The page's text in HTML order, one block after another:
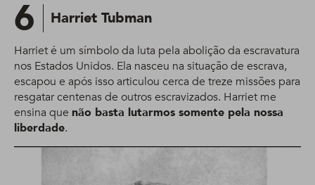
6 Harriet Tubman
Harriet é um símbolo da luta pela abolição da escravatura
nos Estados Unidos. Ela nasceu na situação de escrava,
escapou e após isso articulou cerca de treze missões para
resgatar centenas de outros escravizados. Harriet me
ensina que não basta lutarmos somente pela nossa
liberdade.